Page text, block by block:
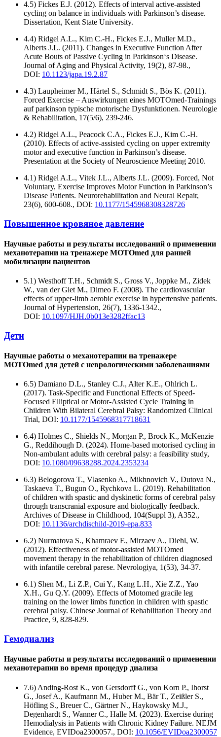
4.5) Fickes E.J. (2012). Effects of interval active-assisted
cycling on balance in individuals with Parkinson’s disease.
Dissertation, Kent State University.
4.4) Ridgel A.L., Kim C.-H., Fickes E.J., Muller M.D.,
Alberts J.L. (2011). Changes in Executive Function After
Acute Bouts of Passive Cycling in Parkinson‘s Disease.
Journal of Aging and Physical Activity, 19(2), 87-98.,
DOI: 10.1123/japa.19.2.87
4.3) Laupheimer M., Härtel S., Schmidt S., Bös K. (2011).
Forced Exercise – Auswirkungen eines MOTOmed-Trainings
auf parkinson typische motorische Dysfunktionen. Neurologie
& Rehabilitation, 17(5/6), 239-246.
4.2) Ridgel A.L., Peacock C.A., Fickes E.J., Kim C.-H.
(2010). Effects of active-assisted cycling on upper extremity
motor and executive function in Parkinson’s disease.
Presentation at the Society of Neuroscience Meeting 2010.
4.1) Ridgel A.L., Vitek J.L., Alberts J.L. (2009). Forced, Not
Voluntary, Exercise Improves Motor Function in Parkinson’s
Disease Patients. Neurorehabilitation and Neural Repair,
23(6), 600-608., DOI: 10.1177/1545968308328726
Повышенное кровяное давление
Научные работы и результаты исследований о применении
механотерапии на тренажере MOTOmed для ранней
мобилизации пациентов
5.1) Westhoff T.H., Schmidt S., Gross V., Joppke M., Zidek
W., van der Giet M., Dimeo F. (2008). The cardiovascular
effects of upper-limb aerobic exercise in hypertensive patients.
Journal of Hypertension, 26(7), 1336-1342.,
DOI: 10.1097/HJH.0b013e3282ffac13
Дети
Научные работы о механотерапии на тренажере
MOTOmed для детей с неврологическими заболеваниями
6.5) Damiano D.L., Stanley C.J., Alter K.E., Ohlrich L.
(2017). Task-Specific and Functional Effects of Speed-
Focused Elliptical or Motor-Assisted Cycle Training in
Children With Bilateral Cerebral Palsy: Randomized Clinical
Trial, DOI: 10.1177/1545968317718631
6.4) Holmes C., Shields N., Morgan P., Brock K., McKenzie
G., Reddihough D. (2024). Home-based motorised cycling in
Non-ambulant adults with cerebral palsy: a feasibility study,
DOI: 10.1080/09638288.2024.2353234
6.3) Belogorova T., Vlasenko A., Mikhnovich V., Dutova N.,
Taskaeva T., Bugun O., Rychkova L. (2019). Rehabilitation
of children with spastic and dyskinetic forms of cerebral palsy
through transcranial exposure and biologically feedback.
Archives of Disease in Childhood, 104(Suppl 3), A352.,
DOI: 10.1136/archdischild-2019-epa.833
6.2) Nurmatova S., Khamraev F., Mirzaev A., Diehl, W.
(2012). Effectiveness of motor-assisted MOTOmed
movement therapy in the rehabilitation of children diagnosed
with infantile cerebral parese. Nevrologiya, 1(53), 34-37.
6.1) Shen M., Li Z.P., Cui Y., Kang L.H., Xie Z.Z., Yao
X.H., Gu Q.Y. (2009). Effects of Motomed gracile leg
training on the lower limbs function in children with spastic
cerebral palsy. Chinese Journal of Rehabilitation Theory and
Practice, 9, 828-829.
Гемодиализ
Научные работы и результаты исследований о применении
механотерапии во время процедур диализа
7.6) Anding-Rost K., von Gersdorff G., von Korn P., Ihorst
G., Josef A., Kaufmann M., Huber M., Bär T., Zeißler S.,
Höfling S., Breuer C., Gärtner N., Haykowsky M.J.,
Degenhardt S., Wanner C., Halle M. (2023). Exercise during
Hemodialysis in Patients with Chronic Kidney Failure. NEJM
Evidence, EVIDoa2300057., DOI: 10.1056/EVIDoa2300057